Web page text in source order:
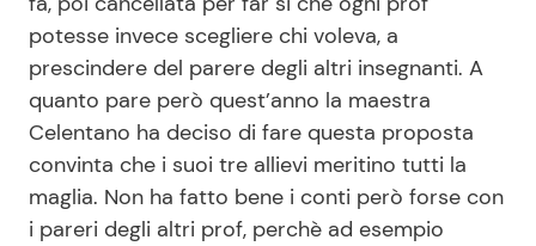
potesse invece scegliere chi voleva, a
prescindere del parere degli altri insegnanti. A
quanto pare però quest’anno la maestra
Celentano ha deciso di fare questa proposta
convinta che i suoi tre allievi meritino tutti la
maglia. Non ha fatto bene i conti però forse con
i pareri degli altri prof, perchè ad esempio